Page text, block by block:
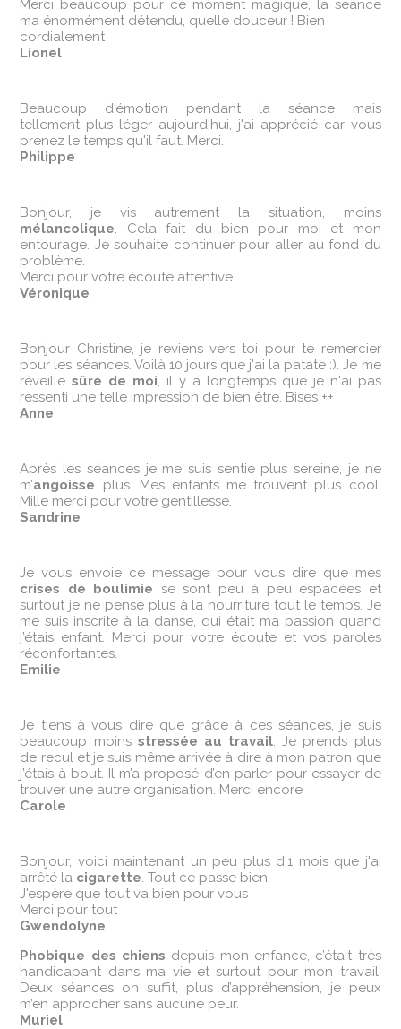
Merci beaucoup pour ce moment magique, la séance
ma énormément détendu, quelle douceur ! Bien
cordialement
Lionel
Beaucoup d'émotion pendant la séance mais
tellement plus léger aujourd'hui, j'ai apprécié car vous
prenez le temps qu'il faut. Merci.
Philippe
Bonjour, je vis autrement la situation, moins
mélancolique. Cela fait du bien pour moi et mon
entourage. Je souhaite continuer pour aller au fond du
problème.
Merci pour votre écoute attentive.
Véronique
Bonjour Christine, je reviens vers toi pour te remercier
pour les séances. Voilà 10 jours que j'ai la patate :). Je me
réveillesûre de moi, il y a longtemps que je n'ai pas
ressenti une telle impression de bien être. Bises ++
Anne
Après les séances je me suis sentie plus sereine, je ne
m’angoisse plus. Mes enfants me trouvent plus cool.
Mille merci pour votre gentillesse.
Sandrine
Je vous envoie ce message pour vous dire que mes
crises de boulimie se sont peu à peu espacées et
surtout je ne pense plus à la nourriture tout le temps. Je
me suis inscrite à la danse, qui était ma passion quand
j’étais enfant. Merci pour votre écoute et vos paroles
réconfortantes.
Emilie
Je tiens à vous dire que grâce à ces séances, je suis
beaucoup moins stressée au travail. Je prends plus
de recul et je suis même arrivée à dire à mon patron que
j’étais à bout. Il m’a proposé d’en parler pour essayer de
trouver une autre organisation. Merci encore
Carole
Bonjour, voici maintenant un peu plus d'1 mois que j'ai
arrêté la cigarette. Tout ce passe bien.
J'espère que tout va bien pour vous
Merci pour tout
Gwendolyne
Phobique des chiens depuis mon enfance, c’était très
handicapant dans ma vie et surtout pour mon travail.
Deux séances on suffit, plus d’appréhension, je peux
m’en approcher sans aucune peur.
Muriel